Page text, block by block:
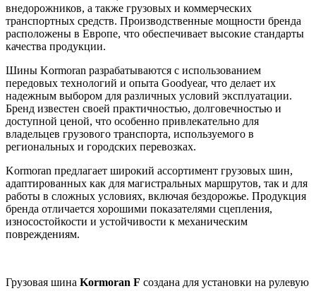
внедорожников, а также грузовых и коммерческих
транспортных средств. Производственные мощности бренда
расположены в Европе, что обеспечивает высокие стандарты
качества продукции.
Шины Kormoran разрабатываются с использованием
передовых технологий и опыта Goodyear, что делает их
надежным выбором для различных условий эксплуатации.
Бренд известен своей практичностью, долговечностью и
доступной ценой, что особенно привлекательно для
владельцев грузового транспорта, используемого в
региональных и городских перевозках.
Kormoran предлагает широкий ассортимент грузовых шин,
адаптированных как для магистральных маршрутов, так и для
работы в сложных условиях, включая бездорожье. Продукция
бренда отличается хорошими показателями сцепления,
износостойкости и устойчивости к механическим
повреждениям.
Грузовая шина Kormoran F создана для установки на рулевую